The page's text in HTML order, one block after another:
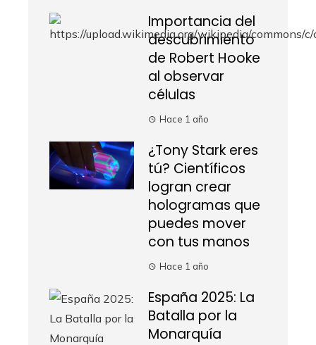
Importancia del
descubrimiento
de Robert Hooke
al observar
células
Hace 1 año
¿Tony Stark eres
tú? Científicos
logran crear
hologramas que
puedes mover
con tus manos
Hace 1 año
España 2025: La
Batalla por la
Monarquía